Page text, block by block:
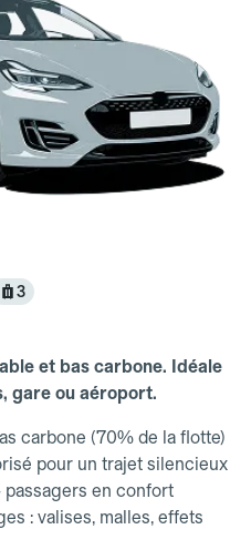
3
et bas carbone. Idéale
gare ou aéroport.
carbone (70% de la flotte)
pour un trajet silencieux
en confort
: valises, malles, effets